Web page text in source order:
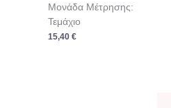
Μονάδα Μέτρησης:
Τεμάχιο
15,40 €